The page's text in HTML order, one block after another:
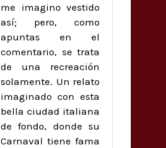
me imagino vestido
así; pero, como
apuntas en el
comentario, se trata
de una recreación
solamente. Un relato
imaginado con esta
bella ciudad italiana
de fondo, donde su
Carnaval tiene fama